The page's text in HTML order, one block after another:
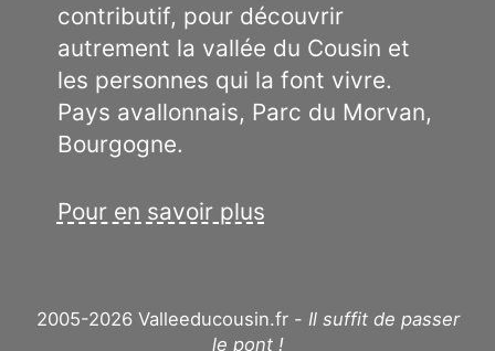
contributif, pour découvrir
autrement la vallée du Cousin et
les personnes qui la font vivre.
Pays avallonnais, Parc du Morvan,
Bourgogne.
Pour en savoir plus
2005-2026 Valleeducousin.fr - Il suffit de passer
le pont !